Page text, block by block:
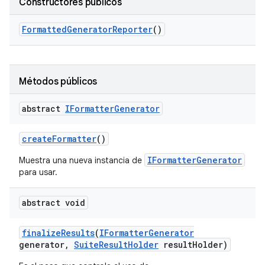
Constructores públicos
FormattedGeneratorReporter()
Métodos públicos
abstract IFormatterGenerator
createFormatter()
Muestra una nueva instancia de IFormatterGenerator
para usar.
abstract void
finalizeResults(IFormatterGenerator
generator, SuiteResultHolder resultHolder)